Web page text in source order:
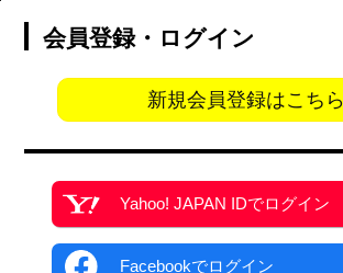
会員登録・ログイン
新規会員登録はこちら
Yahoo! JAPAN IDでログイン
Facebookでログイン